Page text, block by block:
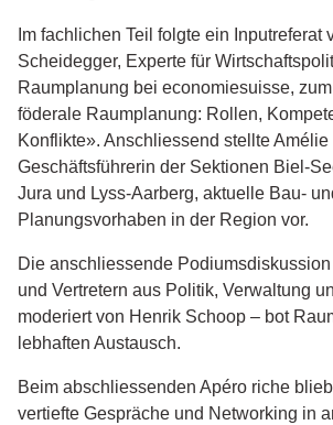
Im fachlichen Teil folgte ein Inputreferat
Scheidegger, Experte für
Raumplanung bei economiesuisse,
föderale Raumplanung: Rollen,
Konflikte». Anschliessend stellte Amélie
Geschäftsführerin der Sektionen Biel-
Jura und Lyss-Aarberg, aktuelle Bau-
Planungsvorhaben in der Region vor.
Die anschliessende
und Vertretern aus Politik, Verwaltung
moderiert von Henrik Schoop – bot
lebhaften Austausch.
Beim abschliessenden Apéro riche
vertiefte Gespräche und Networking in